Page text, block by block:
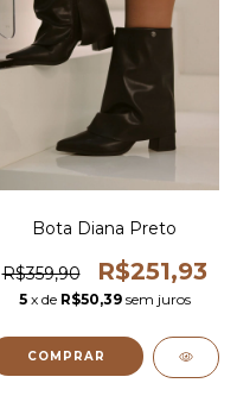
Bota Diana Preto
R$359,90 R$251,93
5 x de R$50,39 sem juros
COMPRAR